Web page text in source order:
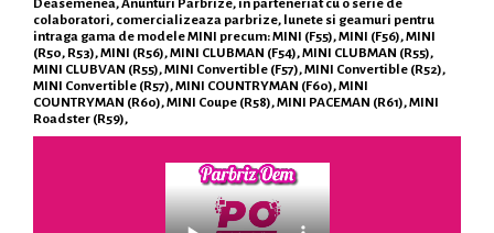
Deasemenea, Anunturi Parbrize, in parteneriat cu o serie de
colaboratori, comercializeaza parbrize, lunete si geamuri pentru
intraga gama de modele MINI precum: MINI (F55), MINI (F56), MINI
(R50, R53), MINI (R56), MINI CLUBMAN (F54), MINI CLUBMAN (R55),
MINI CLUBVAN (R55), MINI Convertible (F57), MINI Convertible (R52),
MINI Convertible (R57), MINI COUNTRYMAN (F60), MINI
COUNTRYMAN (R60), MINI Coupe (R58), MINI PACEMAN (R61), MINI
Roadster (R59),